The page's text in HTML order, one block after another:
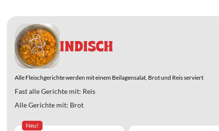
INDISCH
Alle Fleischgerichte werden mit einem Beilagensalat, Brot und Reis serviert
Fast alle Gerichte mit: Reis
Alle Gerichte mit: Brot
Neu!